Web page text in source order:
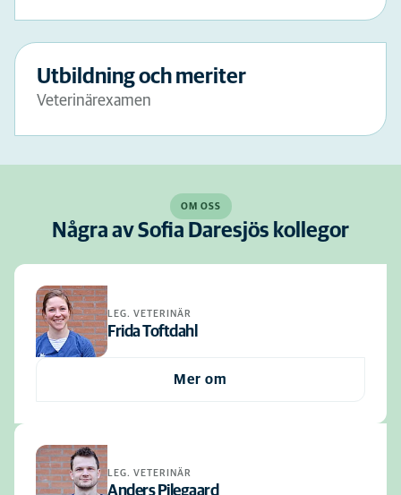
Utbildning och meriter
Veterinärexamen
OM OSS
Några av Sofia Daresjös kollegor
LEG. VETERINÄR
Frida Toftdahl
Mer om
LEG. VETERINÄR
Anders Pilegaard